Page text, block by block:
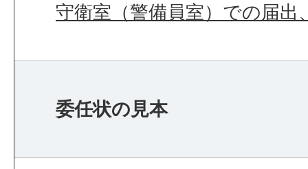
守衛室（警備員室）での届出
委任状の見本